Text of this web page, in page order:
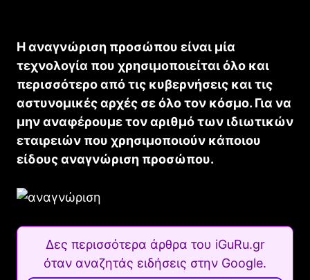
Η αναγνώριση προσώπου είναι μία
τεχνολογία που χρησιμοποιείται όλο και
περισσότερο από τις κυβερνήσεις και τις
αστυνομικές αρχές σε όλο τον κόσμο. Για να
μην αναφέρουμε τον αριθμό των ιδιωτικών
εταιρειών που χρησιμοποιούν κάποιου
είδους αναγνώριση προσώπου.
Δες περισσότερα άρθρα του iGuRu.gr
όταν αναζητάς ειδήσεις στην Google.